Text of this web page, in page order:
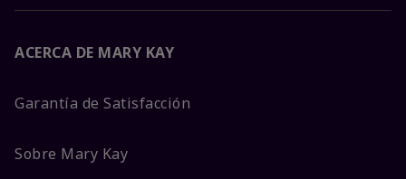
ACERCA DE MARY KAY
Garantía de Satisfacción
Sobre Mary Kay